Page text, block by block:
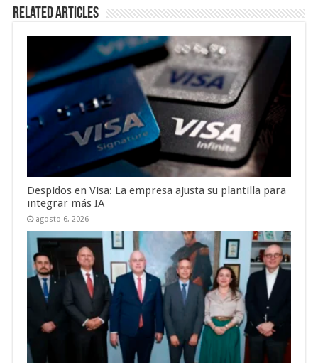
Related Articles
Despidos en Visa: La empresa ajusta su plantilla para
integrar más IA
agosto 6, 2026